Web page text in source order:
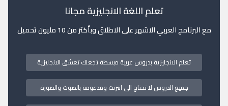
تعلم اللغة الانجليزية مجانا
مع البرنامج العربي الاشهر على الاطلاق وبأكثر من 10 مليون تحميل
تعلم الانجليزية بدروس عربية مبسطة تجعلك تعشق الانجليزية
جميع الدروس لا تحتاج الى انترنت ومدعومة بالصوت والصورة